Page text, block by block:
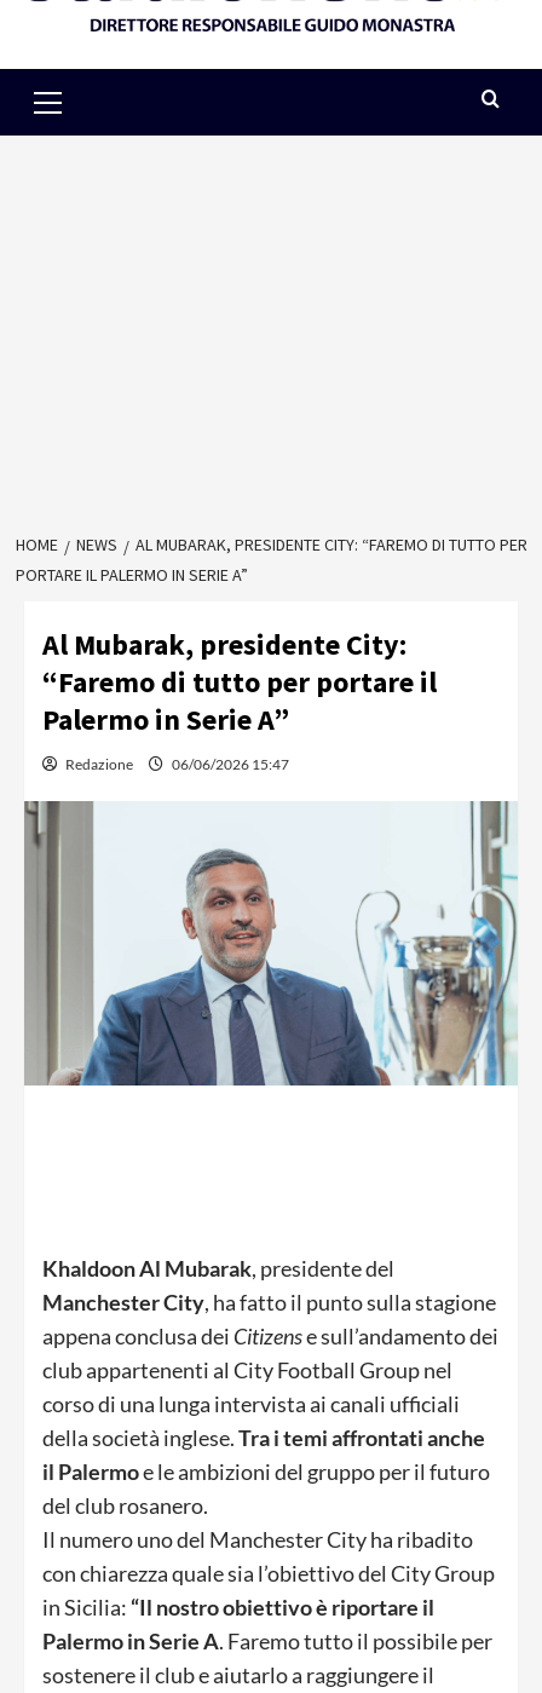
Menu
HOME NEWS
AL MUBARAK, PRESIDENTE CITY: “FAREMO DI TUTTO PER
PORTARE IL PALERMO IN SERIE A”
Al Mubarak, presidente City:
“Faremo di tutto per portare il
Palermo in Serie A”
Redazione 06/06/2026 15:47
Khaldoon Al Mubarak, presidente del
Manchester City, ha fatto il punto sulla stagione
appena conclusa dei Citizense sull’andamento dei
club appartenenti al City Football Group nel
corso di una lunga intervista ai canali ufficiali
della società inglese.Tra i temi affrontati anche
il Palermoe le ambizioni del gruppo per il futuro
del club rosanero.
Il numero uno del Manchester City ha ribadito
con chiarezza quale sia l’obiettivo del City Group
in Sicilia: “Il nostro obiettivo è riportare il
Palermo in Serie A. Faremo tutto il possibile per
sostenere il club e aiutarlo a raggiungere il